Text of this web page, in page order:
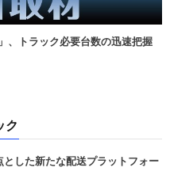
、トラック必要台数の迅速把握
ク
した新たな配送プラットフォー